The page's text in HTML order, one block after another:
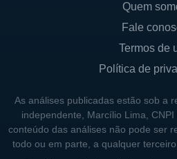
Quem
Fale
Termos de
Política de
As análises publicadas estão sob a
independente, Marcílio Lima,
conteúdo das análises não pode ser
todo ou em parte, a qualquer